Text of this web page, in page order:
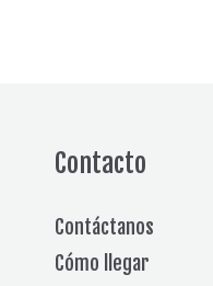
Contacto
Contáctanos
Cómo llegar